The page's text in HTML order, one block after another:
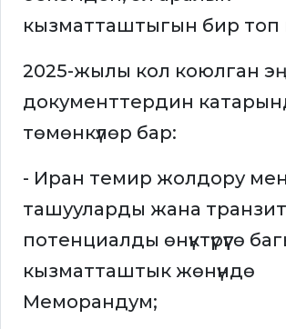
кызматташтыгын бир топ
2025-жылы кол коюлган эң
документтердин
төмөнкүлөр бар:
- Иран темир жолдору
ташууларды жана
потенциалды өнүктүрүүгө
кызматташтык жөнүндө
Меморандум;